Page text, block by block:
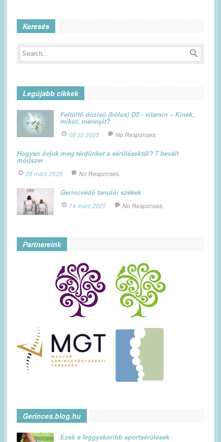
Keresés
Legújabb cikkek
Feltöltő dózisú (bólus) D3 - vitamin – Kinek,
mikor, mennyit?
08 júl 2025 No Responses.
Hogyan óvjuk meg térdünket a sérülésektől? 7 bevált
módszer
28 márc 2025 No Responses.
Gerincvédő tanulói székek
14 márc 2025 No Responses.
Partnereink
Gerinces.blog.hu
Ezek a leggyakoribb sportsérülések